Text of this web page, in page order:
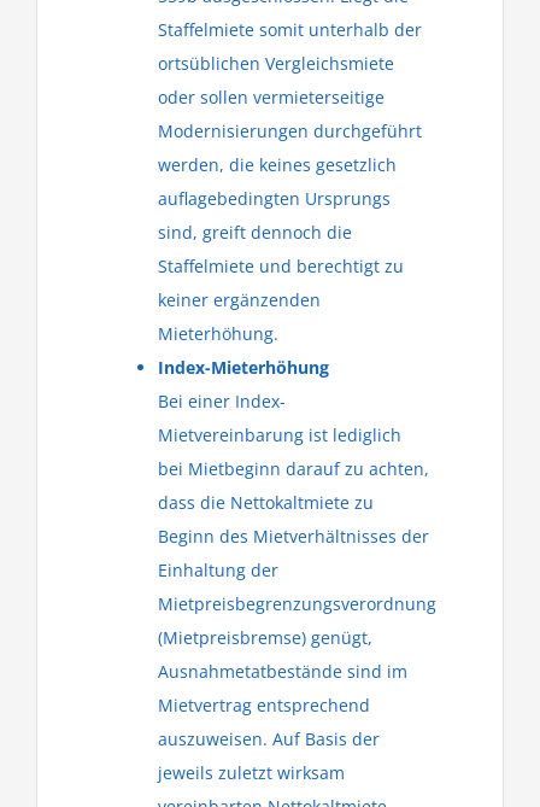
Staffelmiete somit unterhalb der
ortsüblichen Vergleichsmiete
oder sollen vermieterseitige
Modernisierungen durchgeführt
werden, die keines gesetzlich
auflagebedingten Ursprungs
sind, greift dennoch die
Staffelmiete und berechtigt zu
keiner ergänzenden
Mieterhöhung.
Index-Mieterhöhung
Bei einer Index-
Mietvereinbarung ist lediglich
bei Mietbeginn darauf zu achten,
dass die Nettokaltmiete zu
Beginn des Mietverhältnisses der
Einhaltung der
Mietpreisbegrenzungsverordnung
(Mietpreisbremse) genügt,
Ausnahmetatbestände sind im
Mietvertrag entsprechend
auszuweisen. Auf Basis der
jeweils zuletzt wirksam